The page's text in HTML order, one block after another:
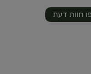
חוות דעת